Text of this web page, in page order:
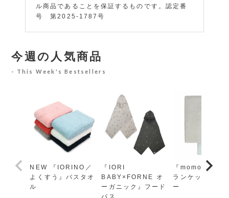
ル商品であることを保証するものです。認定番
号 第2025-1787号
今週の人気商品
This Week's Bestsellers
NEW 『IORINO／
よくすう』バスタオ
ル
『IORI
BABY×FORNE オ
ーガニック』フード
バス
『momo-モモ』
ランケット レギ
ー